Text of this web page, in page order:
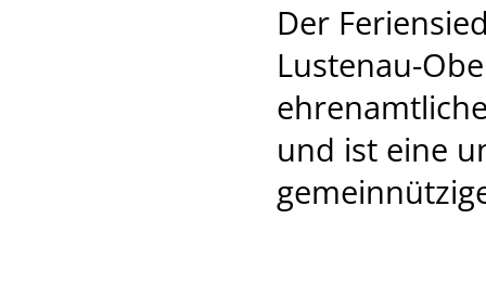
Der
Lustenau-
und ist eine